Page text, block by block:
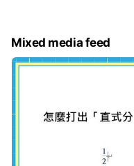
Mixed media feed